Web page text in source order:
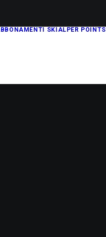
SKIALPER POINTS